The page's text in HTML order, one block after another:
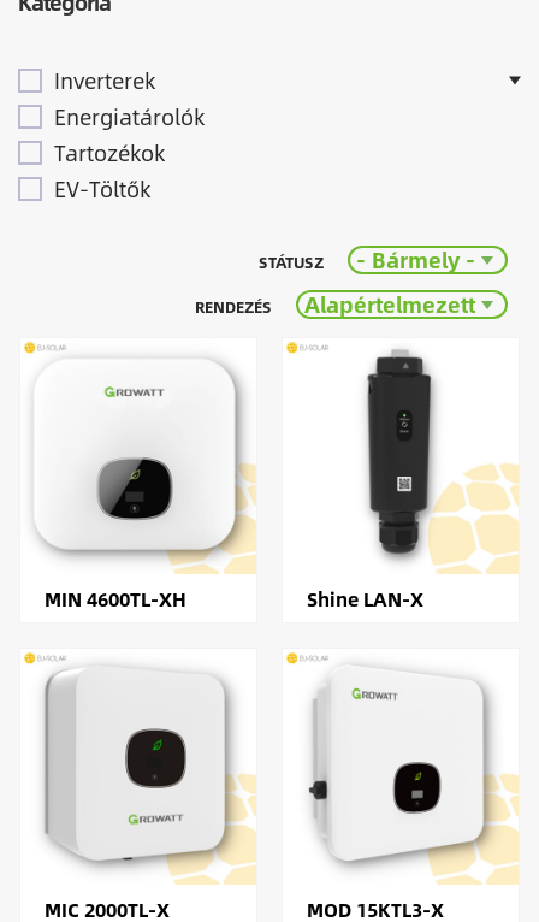
Inverterek
Energiatárolók
Tartozékok
EV-Töltők
STÁTUSZ - Bármely -
RENDEZÉS Alapértelmezett
MIN 4600TL-XH Shine LAN-X
MIC 2000TL-X MOD 15KTL3-X